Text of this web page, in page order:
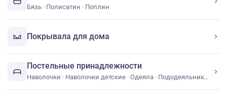
Бязь · Полисатин · Поплин
Покрывала для дома
Постельные принадлежности
Наволочки · Наволочки детские · Одеяла · Пододеяльники